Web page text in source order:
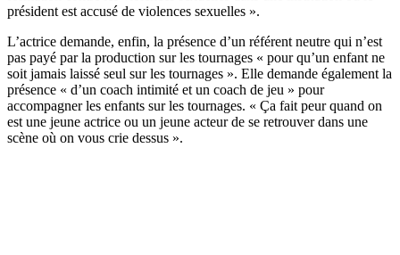
président est accusé de violences sexuelles ».
L’actrice demande, enfin, la présence d’un référent neutre qui n’est
pas payé par la production sur les tournages « pour qu’un enfant ne
soit jamais laissé seul sur les tournages ». Elle demande également la
présence « d’un coach intimité et un coach de jeu » pour
accompagner les enfants sur les tournages. « Ça fait peur quand on
est une jeune actrice ou un jeune acteur de se retrouver dans une
scène où on vous crie dessus ».